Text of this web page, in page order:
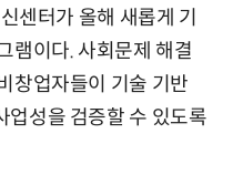
센터가 올해 새롭게 기
램이다. 사회문제 해결
창업자들이 기술 기반
업성을 검증할 수 있도록